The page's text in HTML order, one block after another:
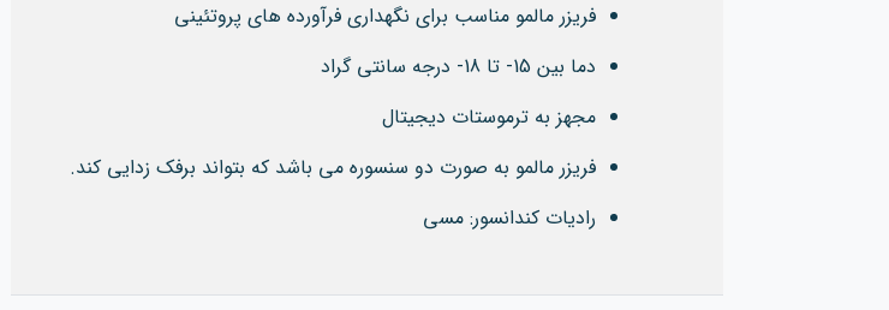
فریزر مالمو مناسب برای نگهداری فرآورده های پروتئینی
دما بین 15- تا 18- درجه سانتی گراد
مجهز به ترموستات دیجیتال
فریزر مالمو به صورت دو سنسوره می باشد که بتواند برفک زدایی کند.
رادیات کندانسور: مسی